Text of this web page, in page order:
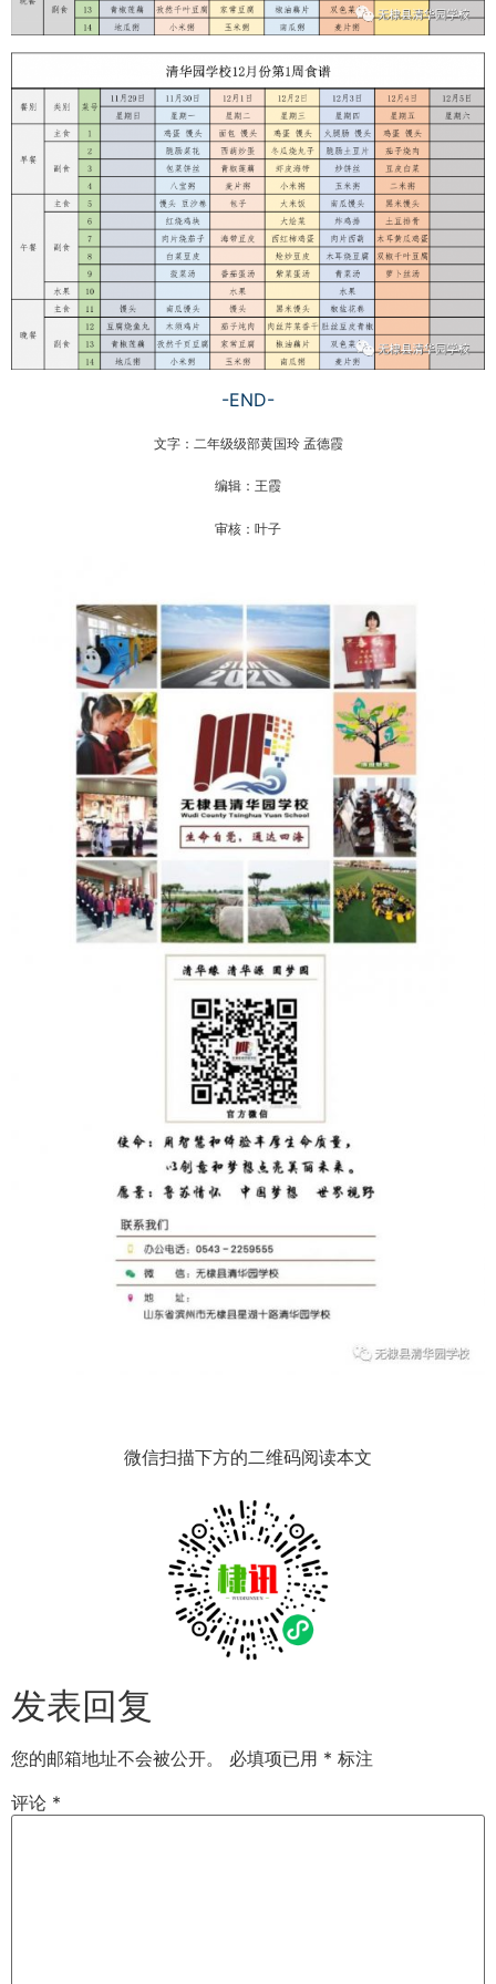
-END-
文字： 二年级级部黄国玲 孟德霞
编辑：王霞
审核：叶子
微信扫描下方的二维码阅读本文
发表回复
您的邮箱地址不会被公开。 必填项已用 * 标注
评论 *